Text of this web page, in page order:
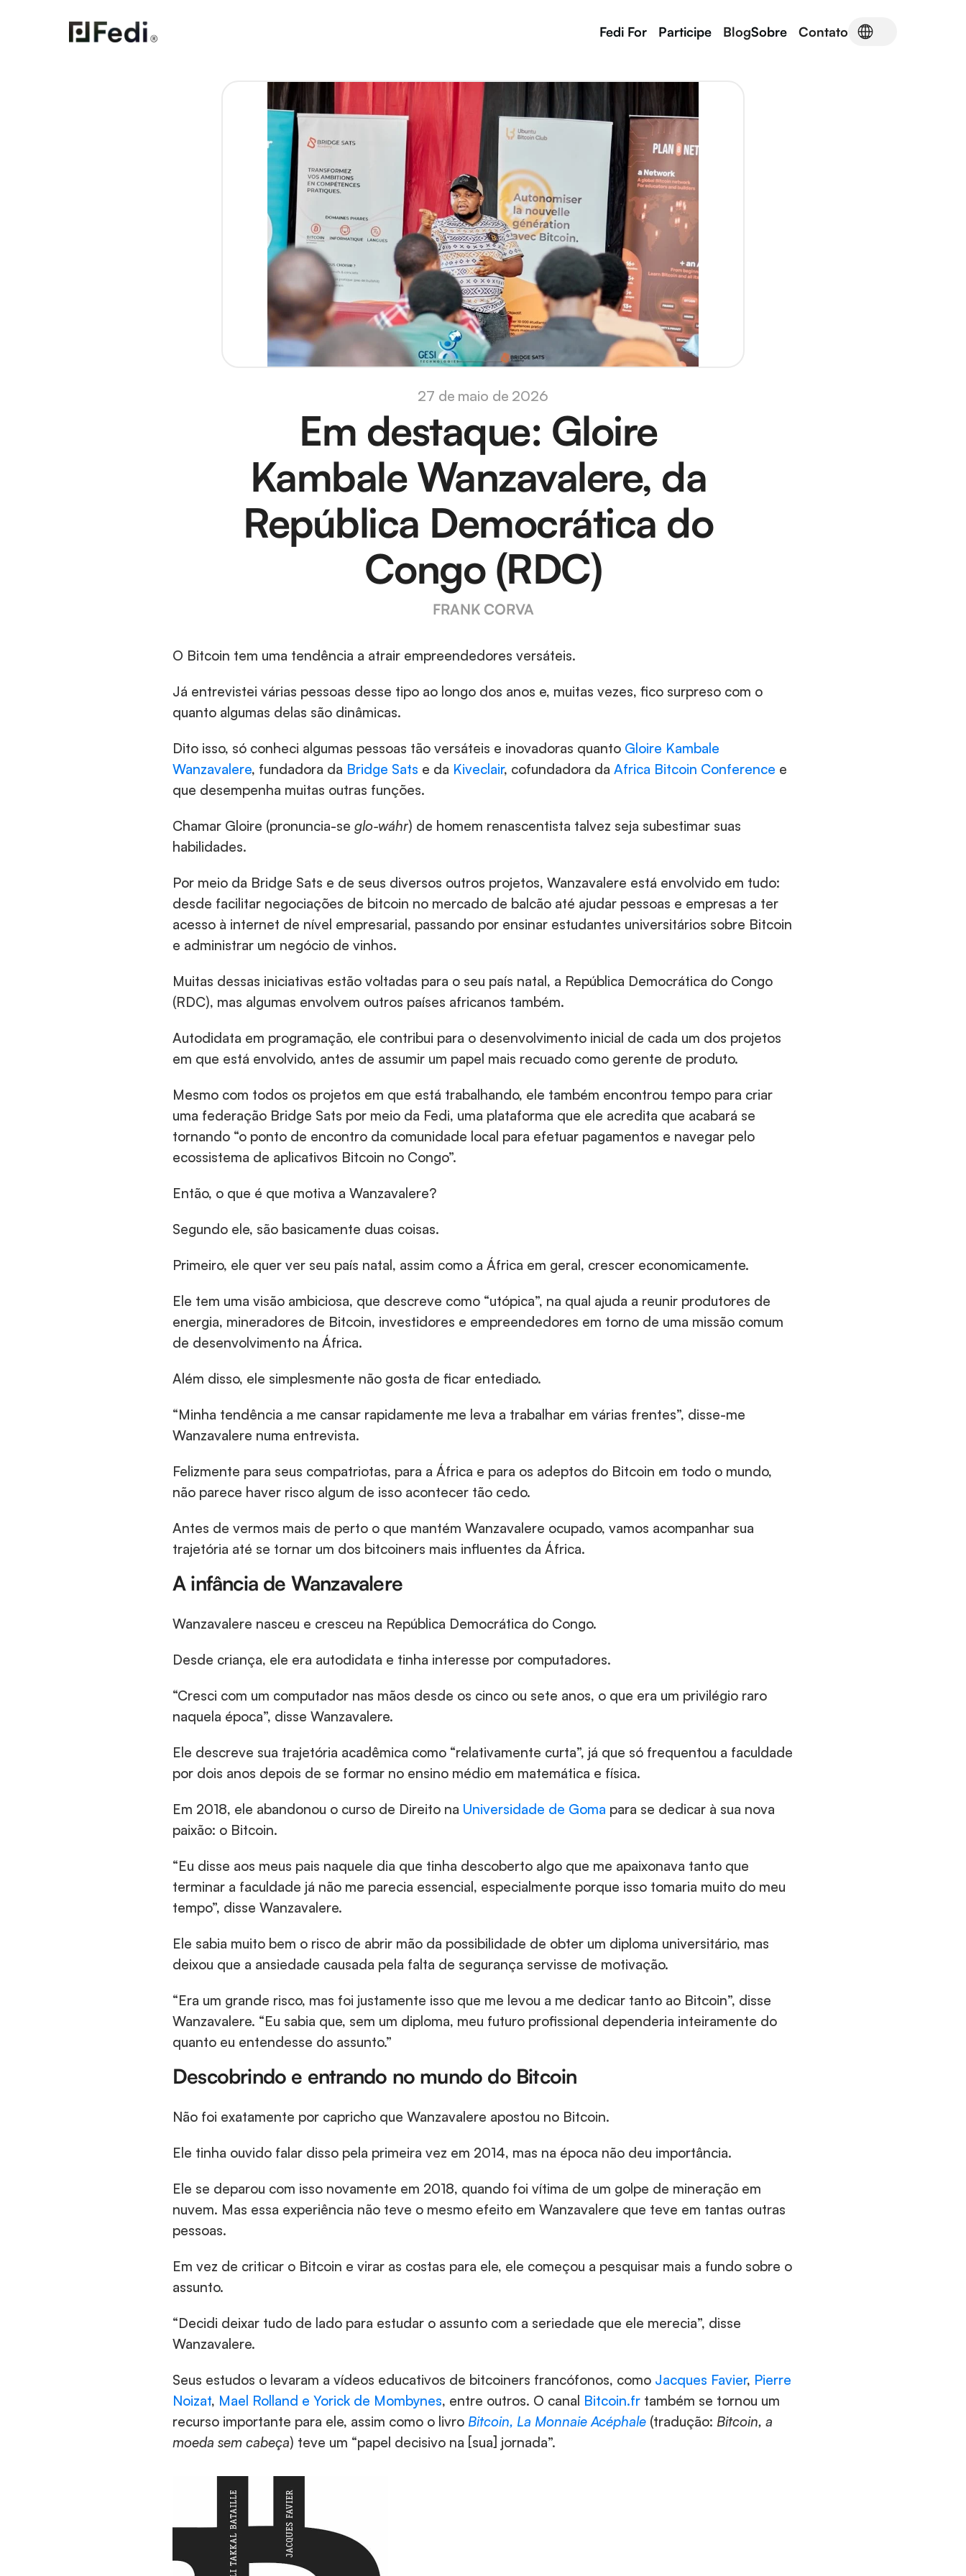
Fedi For Participe BlogSobre Contato
27 de maio de 2026
Em destaque: Gloire
Kambale Wanzavalere, da
República Democrática do
Congo (RDC)
FRANK CORVA
O Bitcoin tem uma tendência a atrair empreendedores versáteis.
Já entrevistei várias pessoas desse tipo ao longo dos anos e, muitas vezes, fico surpreso com o
quanto algumas delas são dinâmicas.
Dito isso, só conheci algumas pessoas tão versáteis e inovadoras quanto Gloire Kambale
Wanzavalere, fundadora da Bridge Sats e da Kiveclair, cofundadora da Africa Bitcoin Conference e
que desempenha muitas outras funções.
Chamar Gloire (pronuncia-se glo-wáhr) de homem renascentista talvez seja subestimar suas
habilidades.
Por meio da Bridge Sats e de seus diversos outros projetos, Wanzavalere está envolvido em tudo:
desde facilitar negociações de bitcoin no mercado de balcão até ajudar pessoas e empresas a ter
acesso à internet de nível empresarial, passando por ensinar estudantes universitários sobre Bitcoin
e administrar um negócio de vinhos.
Muitas dessas iniciativas estão voltadas para o seu país natal, a República Democrática do Congo
(RDC), mas algumas envolvem outros países africanos também.
Autodidata em programação, ele contribui para o desenvolvimento inicial de cada um dos projetos
em que está envolvido, antes de assumir um papel mais recuado como gerente de produto.
Mesmo com todos os projetos em que está trabalhando, ele também encontrou tempo para criar
uma federação Bridge Sats por meio da Fedi, uma plataforma que ele acredita que acabará se
tornando “o ponto de encontro da comunidade local para efetuar pagamentos e navegar pelo
ecossistema de aplicativos Bitcoin no Congo”.
Então, o que é que motiva a Wanzavalere?
Segundo ele, são basicamente duas coisas.
Primeiro, ele quer ver seu país natal, assim como a África em geral, crescer economicamente.
Ele tem uma visão ambiciosa, que descreve como “utópica”, na qual ajuda a reunir produtores de
energia, mineradores de Bitcoin, investidores e empreendedores em torno de uma missão comum
de desenvolvimento na África.
Além disso, ele simplesmente não gosta de ficar entediado.
“Minha tendência a me cansar rapidamente me leva a trabalhar em várias frentes”, disse-me
Wanzavalere numa entrevista.
Felizmente para seus compatriotas, para a África e para os adeptos do Bitcoin em todo o mundo,
não parece haver risco algum de isso acontecer tão cedo.
Antes de vermos mais de perto o que mantém Wanzavalere ocupado, vamos acompanhar sua
trajetória até se tornar um dos bitcoiners mais influentes da África.
A infância de Wanzavalere
Wanzavalere nasceu e cresceu na República Democrática do Congo.
Desde criança, ele era autodidata e tinha interesse por computadores.
“Cresci com um computador nas mãos desde os cinco ou sete anos, o que era um privilégio raro
naquela época”, disse Wanzavalere.
Ele descreve sua trajetória acadêmica como “relativamente curta”, já que só frequentou a faculdade
por dois anos depois de se formar no ensino médio em matemática e física.
Em 2018, ele abandonou o curso de Direito na Universidade de Goma para se dedicar à sua nova
paixão: o Bitcoin.
“Eu disse aos meus pais naquele dia que tinha descoberto algo que me apaixonava tanto que
terminar a faculdade já não me parecia essencial, especialmente porque isso tomaria muito do meu
tempo”, disse Wanzavalere.
Ele sabia muito bem o risco de abrir mão da possibilidade de obter um diploma universitário, mas
deixou que a ansiedade causada pela falta de segurança servisse de motivação.
“Era um grande risco, mas foi justamente isso que me levou a me dedicar tanto ao Bitcoin”, disse
Wanzavalere. “Eu sabia que, sem um diploma, meu futuro profissional dependeria inteiramente do
quanto eu entendesse do assunto.”
Descobrindo e entrando no mundo do Bitcoin
Não foi exatamente por capricho que Wanzavalere apostou no Bitcoin.
Ele tinha ouvido falar disso pela primeira vez em 2014, mas na época não deu importância.
Ele se deparou com isso novamente em 2018, quando foi vítima de um golpe de mineração em
nuvem. Mas essa experiência não teve o mesmo efeito em Wanzavalere que teve em tantas outras
pessoas.
Em vez de criticar o Bitcoin e virar as costas para ele, ele começou a pesquisar mais a fundo sobre o
assunto.
“Decidi deixar tudo de lado para estudar o assunto com a seriedade que ele merecia”, disse
Wanzavalere.
Seus estudos o levaram a vídeos educativos de bitcoiners francófonos, como Jacques Favier, Pierre
Noizat, Mael Rolland e Yorick de Mombynes, entre outros. O canal Bitcoin.fr também se tornou um
recurso importante para ele, assim como o livro Bitcoin, La Monnaie Acéphale (tradução: Bitcoin, a
moeda sem cabeça) teve um “papel decisivo na [sua] jornada”.